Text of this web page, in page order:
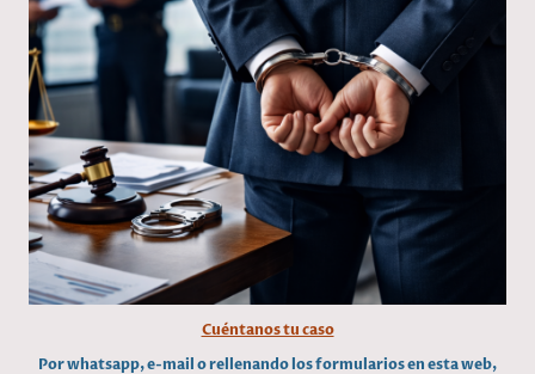
Cuéntanos tu caso
Por whatsapp, e-mail o rellenando los formularios en esta web,